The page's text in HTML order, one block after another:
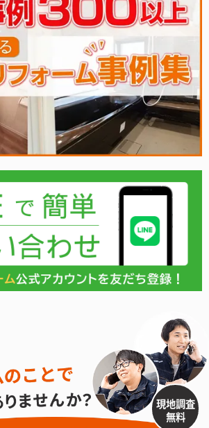
現地調査
無料